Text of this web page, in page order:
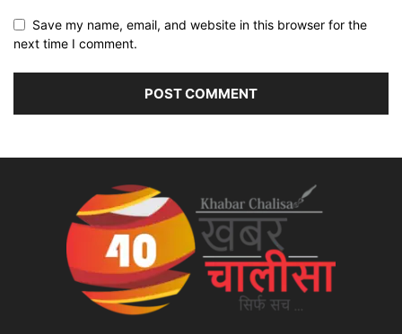
Save my name, email, and website in this browser for the
next time I comment.